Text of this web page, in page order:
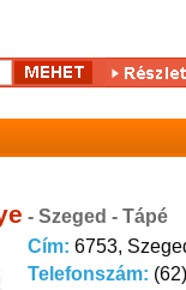
- Szeged - Tápé
Cím: 6753,
Telefonszám: